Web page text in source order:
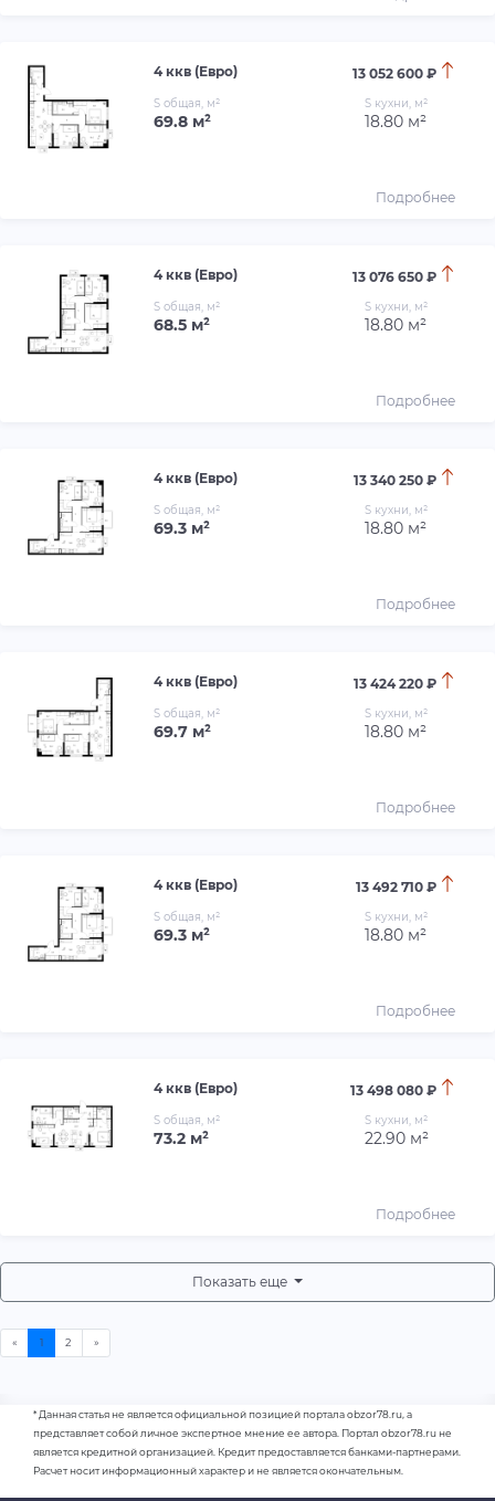
4 ккв (Евро) 13 052 600 ₽
S общая, м²
69.8 м²
S кухни, м²
18.80 м²
Подробнее
4 ккв (Евро) 13 076 650 ₽
S общая, м²
68.5 м²
S кухни, м²
18.80 м²
Подробнее
4 ккв (Евро) 13 340 250 ₽
S общая, м²
69.3 м²
S кухни, м²
18.80 м²
Подробнее
4 ккв (Евро) 13 424 220 ₽
S общая, м²
69.7 м²
S кухни, м²
18.80 м²
Подробнее
4 ккв (Евро) 13 492 710 ₽
S общая, м²
69.3 м²
S кухни, м²
18.80 м²
Подробнее
4 ккв (Евро) 13 498 080 ₽
S общая, м²
73.2 м²
S кухни, м²
22.90 м²
Подробнее
Показать еще
* Данная статья не является официальной позицией портала obzor78.ru, а
представляет собой личное экспертное мнение ее автора. Портал obzor78.ru не
является кредитной организацией. Кредит предоставляется банками-партнерами.
Расчет носит информационный характер и не является окончательным.